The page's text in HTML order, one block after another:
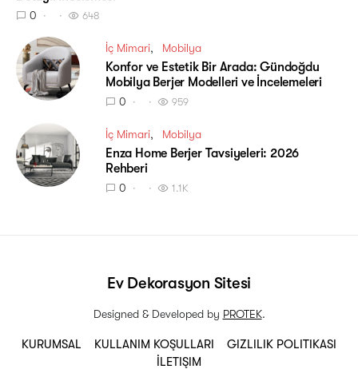
0 648
İç Mimari Mobilya
Konfor ve Estetik Bir Arada: Gündoğdu
Mobilya Berjer Modelleri ve İncelemeleri
0 959
İç Mimari Mobilya
Enza Home Berjer Tavsiyeleri: 2026
Rehberi
0 1.1K
KURUMSAL KULLANIM KOŞULLARI
GIZLILIK POLITIKASI
İLETIŞIM
Ev Dekorasyon Sitesi
Designed & Developed by PROTEK.